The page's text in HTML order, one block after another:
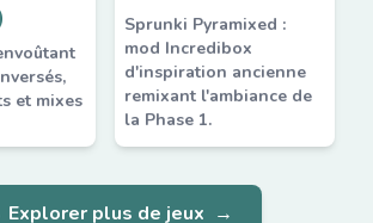
et mixes
Sprunki Pyramixed :
mod Incredibox
d'inspiration ancienne
remixant l'ambiance de
la Phase 1.
Explorer plus de jeux →